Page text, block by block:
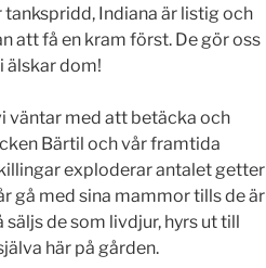
Indiana är listig och
att få en kram först. De gör oss
älskar dom!
väntar med att betäcka och
Bärtil och vår framtida
exploderar antalet getter
gå med sina mammor tills de är
de som livdjur, hyrs ut till
här på gården.